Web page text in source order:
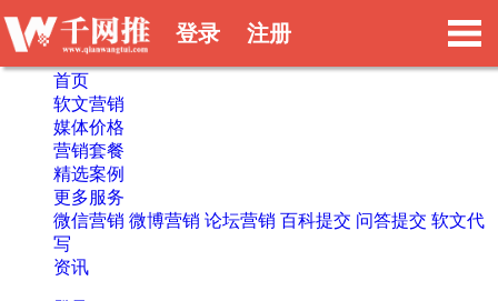
登录 注册
首页
软文营销
媒体价格
营销套餐
精选案例
更多服务
微信营销 微博营销 论坛营销 百科提交 问答提交 软文代
写
资讯